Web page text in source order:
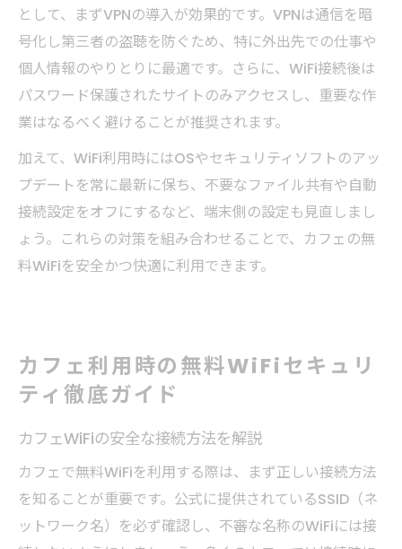
として、まずVPNの導入が効果的です。VPNは通信を暗
号化し第三者の盗聴を防ぐため、特に外出先での仕事や
個人情報のやりとりに最適です。さらに、WiFi接続後は
パスワード保護されたサイトのみアクセスし、重要な作
業はなるべく避けることが推奨されます。
加えて、WiFi利用時にはOSやセキュリティソフトのアッ
プデートを常に最新に保ち、不要なファイル共有や自動
接続設定をオフにするなど、端末側の設定も見直しまし
ょう。これらの対策を組み合わせることで、カフェの無
料WiFiを安全かつ快適に利用できます。
カフェ利用時の無料WiFiセキュリ
ティ徹底ガイド
カフェWiFiの安全な接続方法を解説
カフェで無料WiFiを利用する際は、まず正しい接続方法
を知ることが重要です。公式に提供されているSSID（ネ
ットワーク名）を必ず確認し、不審な名称のWiFiには接